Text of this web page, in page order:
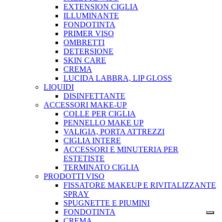
EXTENSION CIGLIA
ILLUMINANTE
FONDOTINTA
PRIMER VISO
OMBRETTI
DETERSIONE
SKIN CARE
CREMA
LUCIDA LABBRA, LIP GLOSS
LIQUIDI
DISINFETTANTE
ACCESSORI MAKE-UP
COLLE PER CIGLIA
PENNELLO MAKE UP
VALIGIA, PORTA ATTREZZI
CIGLIA INTERE
ACCESSORI E MINUTERIA PER
ESTETISTE
TERMINATO CIGLIA
PRODOTTI VISO
FISSATORE MAKEUP E RIVITALIZZANTE
SPRAY
SPUGNETTE E PIUMINI
FONDOTINTA